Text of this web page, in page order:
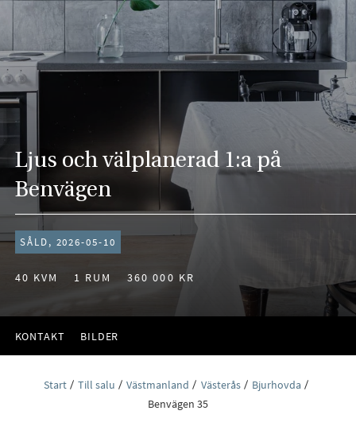
Ljus och välplanerad 1:a på
Benvägen
SÅLD, 2026-05-10
40 KVM 1 RUM 360 000 KR
KONTAKT BILDER
Start Till salu Västmanland Västerås
Bjurhovda
Benvägen 35